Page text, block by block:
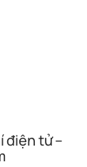
điện tử –